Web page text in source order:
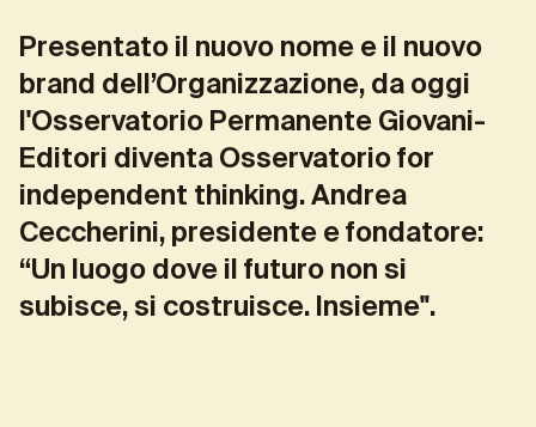
Presentato il nuovo nome e il nuovo
brand dell’Organizzazione, da oggi
l'Osservatorio Permanente Giovani-
Editori diventa Osservatorio for
independent thinking. Andrea
Ceccherini, presidente e fondatore:
“Un luogo dove il futuro non si
subisce, si costruisce. Insieme".